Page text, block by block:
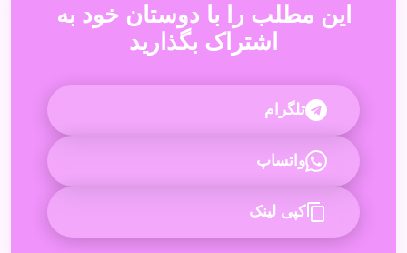
این مطلب را با دوستان خود به
اشتراک بگذارید
تلگرام
واتساپ
کپی لینک